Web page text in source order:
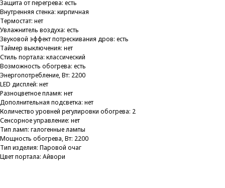
Защита от перегрева: есть
Внутренняя стенка: кирпичная
Термостат: нет
Увлажнитель воздуха: есть
Звуковой эффект потрескивания дров: есть
Таймер выключения: нет
Стиль портала: классический
Возможность обогрева: есть
Энергопотребление, Вт: 2200
LED дисплей: нет
Разноцветное пламя: нет
Дополнительная подсветка: нет
Количество уровней регулировки обогрева: 2
Сенсорное управление: нет
Тип ламп: галогенные лампы
Мощность обогрева, Вт: 2200
Тип изделия: Паровой очаг
Цвет портала: Айвори